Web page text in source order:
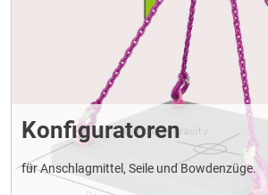
Konfiguratoren
für Anschlagmittel, Seile und Bowdenzüge.